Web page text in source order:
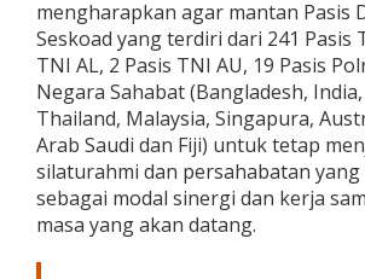
mengharapkan agar mantan Pasis
Seskoad yang terdiri dari 241 Pasis
TNI AL, 2 Pasis TNI AU, 19 Pasis
Negara Sahabat (Bangladesh,
Thailand, Malaysia, Singapura,
Arab Saudi dan Fiji) untuk tetap
silaturahmi dan persahabatan
sebagai modal sinergi dan kerja
masa yang akan datang.